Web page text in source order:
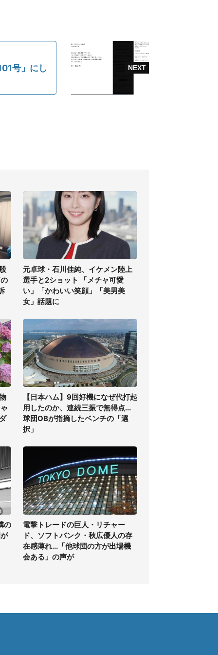
号」にし
元卓球・石川佳純、イケメン陸上
選手と2ショット 「メチャ可愛
い」「かわいい笑顔」「美男美
女」話題に
【日本ハム】9回好機になぜ代打起
用したのか、連続三振で無得点...
球団OBが指摘したベンチの「選
択」
の
電撃トレードの巨人・リチャー
ド、ソフトバンク・秋広優人の存
在感薄れ...「他球団の方が出場機
会ある」の声が